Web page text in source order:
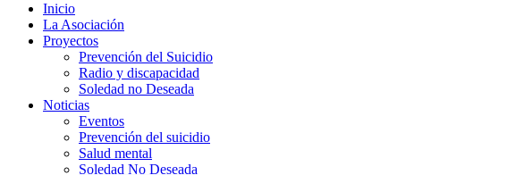
Inicio
La Asociación
Proyectos
Prevención del Suicidio
Radio y discapacidad
Soledad no Deseada
Noticias
Eventos
Prevención del suicidio
Salud mental
Soledad No Deseada